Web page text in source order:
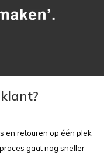
en retouren op één plek
gaat nog sneller